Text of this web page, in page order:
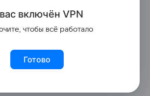
комментариях к кадру,
«Вы ждете
поздравить», «Я
прикрываете»,
«Я подумала, что
включён VPN
чтобы всё работало
Готово